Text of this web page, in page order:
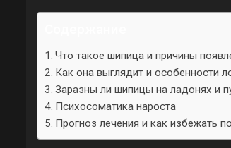
Что такое шипица и причины
Как она выглядит и особенности
Заразны ли шипицы на ладонях и
Психосоматика нароста
Прогноз лечения и как избежать